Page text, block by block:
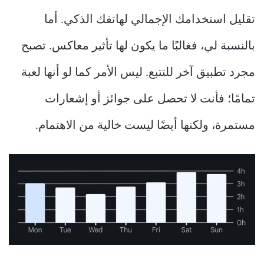
تقليل استخدامك الإجمالي لهاتفك الذكي. أما
بالنسبة لي، فغالبًا ما يكون لها تأثير معاكس. تصبح
مجرد تطبيق آخر للتتبع. ليس الأمر كما لو أنها لعبة
تمامًا؛ فأنت لا تحصل على جوائز أو إشعارات
مستمرة، ولكنها أيضًا ليست خالية من الاهتمام.